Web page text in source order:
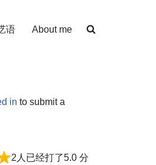
语 About me
in to submit a
2人已经打了5.0 分